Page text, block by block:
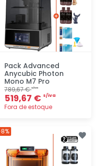
Pack Advanced
Anycubic Photon
Mono M7 Pro
789,67 €s/iva
519,67 € s/iva
Fora de estoque
rapidamente